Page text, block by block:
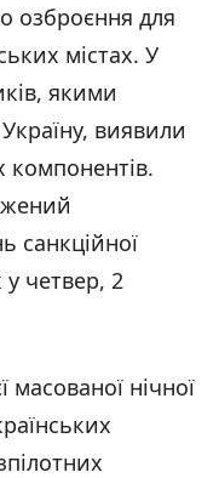
озброєння для
містах. У
якими
виявили
компонентів.
санкційної
четвер, 2
масованої нічної